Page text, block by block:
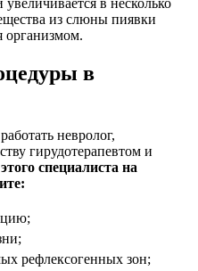
в несколько
из слюны пиявки
организмом.
в
невролог,
гирудотерапевтом и
специалиста на
рефлексогенных зон;